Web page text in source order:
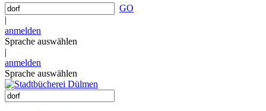
GO
|
anmelden
Sprache auswählen
|
anmelden
Sprache auswählen